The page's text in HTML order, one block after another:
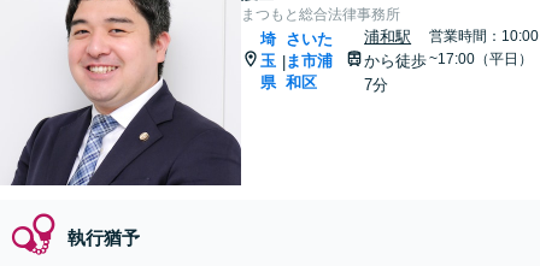
まつもと総合法律事務所
埼
玉
県
|
さいた
ま市浦
和区
浦和駅
から徒歩
7分
営業時間：10:00
~17:00（平日）
執行猶予